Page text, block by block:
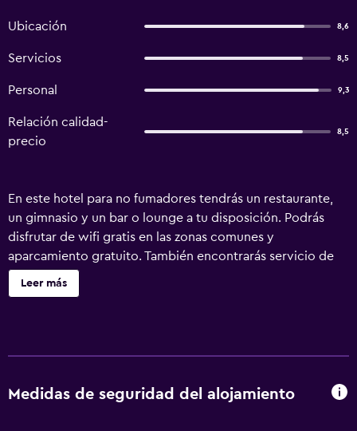
Ubicación 8,6
Servicios 8,5
Personal 9,3
Relación calidad-
precio
8,5
En este hotel para no fumadores tendrás un restaurante,
un gimnasio y un bar o lounge a tu disposición. Podrás
disfrutar de wifi gratis en las zonas comunes y
aparcamiento gratuito. También encontrarás servicio de
habitaciones las 24 horas, una zona para conferencias y
servicio de tintorería. Holiday Inn Ipswich Orwell by IHG
baños están equipados con ducha y secador de pelo. Los
Leer más
Medidas de seguridad del alojamiento